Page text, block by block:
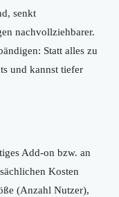
senkt
nachvollziehbarer.
Statt alles zu
und kannst tiefer
Add-on bzw. an
Kosten
(Anzahl Nutzer),